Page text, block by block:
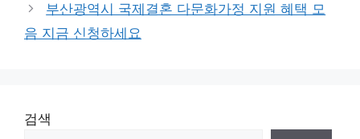
부산광역시 국제결혼 다문화가정 지원 혜택 모
음 지금 신청하세요
검색